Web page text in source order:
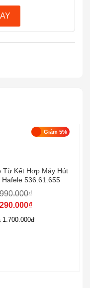
và antimon rất
cấp được trang bị
việc nấu nướng
chóng hơn.Các
kế bảng điều khiển
Giảm 5%
Từ Kết Hợp Máy Hút
Hafele 536.61.655
₫
₫
1.700.000đ